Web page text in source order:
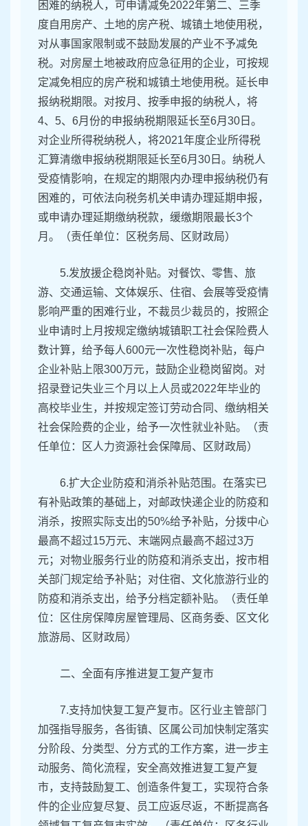
困难的纳税人，可申请减免2022年第二、三季
度自用房产、土地的房产税、城镇土地使用税，
对从事国家限制或不鼓励发展的产业不予减免
税。对房屋土地被政府应急征用的企业，可按规
定减免相应的房产税和城镇土地使用税。延长申
报纳税期限。对按月、按季申报的纳税人，将
4、5、6月份的申报纳税期限延长至6月30日。
对企业所得税纳税人，将2021年度企业所得税
汇算清缴申报纳税期限延长至6月30日。纳税人
受疫情影响，在规定的期限内办理申报纳税仍有
困难的，可依法向税务机关申请办理延期申报，
或申请办理延期缴纳税款，缓缴期限最长3个
月。（责任单位：区税务局、区财政局）
5.发放援企稳岗补贴。对餐饮、零售、旅
游、交通运输、文体娱乐、住宿、会展等受疫情
影响严重的困难行业，不裁员少裁员的，按照企
业申请时上月按规定缴纳城镇职工社会保险费人
数计算，给予每人600元一次性稳岗补贴，每户
企业补贴上限300万元，鼓励企业稳岗留岗。对
招录登记失业三个月以上人员或2022年毕业的
高校毕业生，并按规定签订劳动合同、缴纳相关
社会保险费的企业，给予一次性就业补贴。（责
任单位：区人力资源社会保障局、区财政局）
6.扩大企业防疫和消杀补贴范围。在落实已
有补贴政策的基础上，对邮政快递企业的防疫和
消杀，按照实际支出的50%给予补贴，分拨中心
最高不超过15万元、末端网点最高不超过3万
元；对物业服务行业的防疫和消杀支出，按市相
关部门规定给予补贴；对住宿、文化旅游行业的
防疫和消杀支出，给予分档定额补贴。（责任单
位：区住房保障房屋管理局、区商务委、区文化
旅游局、区财政局）
二、全面有序推进复工复产复市
7.支持加快复工复产复市。区行业主管部门
加强指导服务，各街镇、区属公司加快制定落实
分阶段、分类型、分方式的工作方案，进一步主
动服务、简化流程，安全高效推进复工复产复
市，支持鼓励复工、创造条件复工，实现符合条
件的企业应复尽复、员工应返尽返，不断提高各